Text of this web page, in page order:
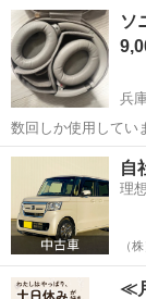
さい。 すり替
大阪 大阪市
ソ
兵
数回しか使用していません。 SONY ヘッドフォン
てるので早い者勝ちです。 ノーリターンノークレ
す。 値下げ交渉可
兵庫 神戸市
自
理
（
≪